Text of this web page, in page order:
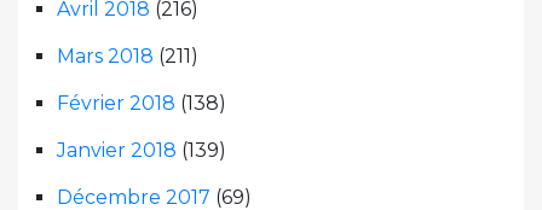
Avril 2018 (216)
Mars 2018 (211)
Février 2018 (138)
Janvier 2018 (139)
Décembre 2017 (69)